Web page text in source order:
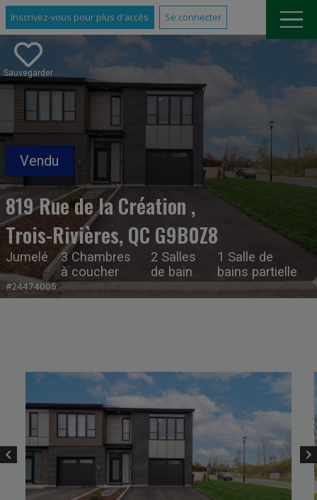
Inscrivez-vous pour plus d'accès Se connecter
Sauvegarder
819 Rue de la Création ,
Trois-Rivières, QC G9B0Z8
Jumelé
3 Chambres
à coucher
2 Salles
de bain
1 Salle de
bains partielle
#24474005
chevron_left chevron_right